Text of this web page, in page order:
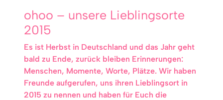
ohoo – unsere Lieblingsorte
2015
Es ist Herbst in Deutschland und das Jahr geht
bald zu Ende, zurück bleiben Erinnerungen:
Menschen, Momente, Worte, Plätze. Wir haben
Freunde aufgerufen, uns ihren Lieblingsort in
2015 zu nennen und haben für Euch die